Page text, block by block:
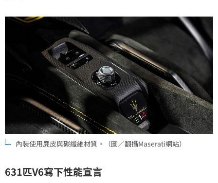
內裝使用麂皮與碳纖維材質。（圖／翻攝Maserati網站）
631匹V6寫下性能宣言